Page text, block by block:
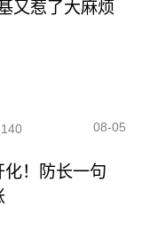
又惹了大麻烦
08-05
化！防长一句